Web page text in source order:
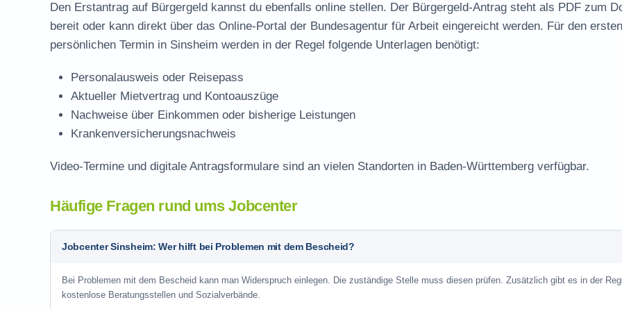
Den Erstantrag auf Bürgergeld kannst du ebenfalls online stellen. Der Bürgergeld-Antrag steht als PDF zum
bereit oder kann direkt über das Online-Portal der Bundesagentur für Arbeit eingereicht werden. Für den ersten
persönlichen Termin in Sinsheim werden in der Regel folgende Unterlagen benötigt:
Personalausweis oder Reisepass
Aktueller Mietvertrag und Kontoauszüge
Nachweise über Einkommen oder bisherige Leistungen
Krankenversicherungsnachweis
Video-Termine und digitale Antragsformulare sind an vielen Standorten in Baden-Württemberg verfügbar.
Häufige Fragen rund ums Jobcenter
Jobcenter Sinsheim: Wer hilft bei Problemen mit dem Bescheid?
Bei Problemen mit dem Bescheid kann man Widerspruch einlegen. Die zuständige Stelle muss diesen prüfen. Zusätzlich gibt es in der
kostenlose Beratungsstellen und Sozialverbände.